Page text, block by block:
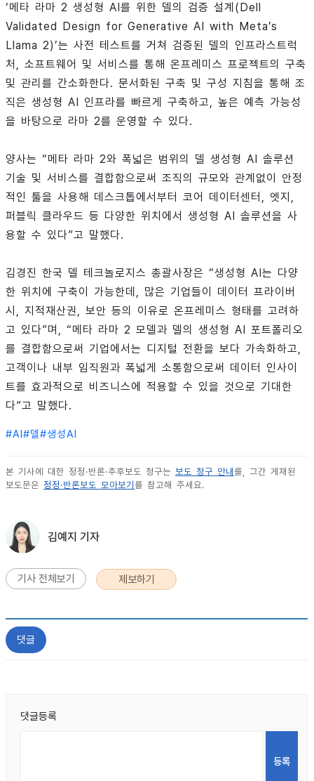
‘메타 라마 2 생성형 AI를 위한 델의 검증 설계(Dell
Validated Design for Generative AI with Meta’s
Llama 2)’는 사전 테스트를 거쳐 검증된 델의 인프라스트럭
처, 소프트웨어 및 서비스를 통해 온프레미스 프로젝트의 구축
및 관리를 간소화한다. 문서화된 구축 및 구성 지침을 통해 조
직은 생성형 AI 인프라를 빠르게 구축하고, 높은 예측 가능성
을 바탕으로 라마 2를 운영할 수 있다.
양사는 “메타 라마 2와 폭넓은 범위의 델 생성형 AI 솔루션
기술 및 서비스를 결합함으로써 조직의 규모와 관계없이 안정
적인 툴을 사용해 데스크톱에서부터 코어 데이터센터, 엣지,
퍼블릭 클라우드 등 다양한 위치에서 생성형 AI 솔루션을 사
용할 수 있다”고 말했다.
김경진 한국 델 테크놀로지스 총괄사장은 “생성형 AI는 다양
한 위치에 구축이 가능한데, 많은 기업들이 데이터 프라이버
시, 지적재산권, 보안 등의 이유로 온프레미스 형태를 고려하
고 있다”며, “메타 라마 2 모델과 델의 생성형 AI 포트폴리오
를 결합함으로써 기업에서는 디지털 전환을 보다 가속화하고,
고객이나 내부 임직원과 폭넓게 소통함으로써 데이터 인사이
트를 효과적으로 비즈니스에 적용할 수 있을 것으로 기대한
다”고 말했다.
#AI#델#생성AI
본 기사에 대한 정정·반론·추후보도 청구는 보도 청구 안내 를, 그간 게재된
보도문은 정정·반론보도 모아보기 를 참고해 주세요.
김예지 기자
기사 전체보기 제보하기
댓글
댓글등록